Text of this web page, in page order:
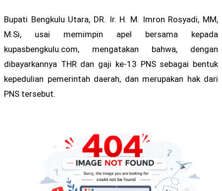
Bupati Bengkulu Utara, DR. Ir. H. M. Imron Rosyadi, MM,
M.Si, usai memimpin apel bersama kepada
kupasbengkulu.com, mengatakan bahwa, dengan
dibayarkannya THR dan gaji ke-13 PNS sebagai bentuk
kepedulian pemerintah daerah, dan merupakan hak dari
PNS tersebut.